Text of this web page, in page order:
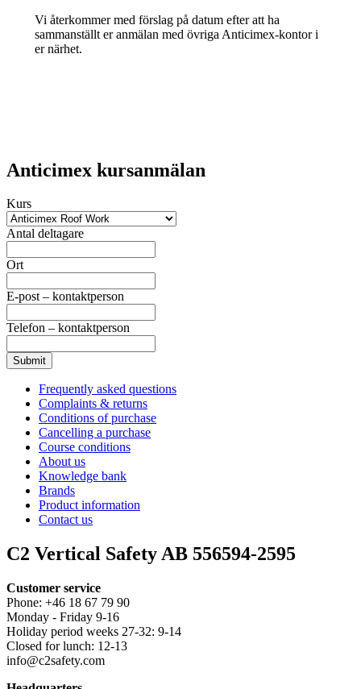
Vi återkommer med förslag på datum efter att ha
sammanställt er anmälan med övriga Anticimex-kontor i
er närhet.
Anticimex kursanmälan
Kurs
Antal deltagare
Ort
E-post – kontaktperson
Telefon – kontaktperson
Frequently asked questions
Complaints & returns
Conditions of purchase
Cancelling a purchase
Course conditions
About us
Knowledge bank
Brands
Product information
Contact us
C2 Vertical Safety AB 556594-2595
Customer service
Phone: +46 18 67 79 90
Monday - Friday 9-16
Holiday period weeks 27-32: 9-14
Closed for lunch: 12-13
info@c2safety.com